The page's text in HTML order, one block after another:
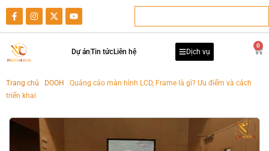
Dự ánTin tức Liên hệ Dịch vụ
0
Trang chủ DOOH
Quảng cáo màn hình LCD, Frame là gì? Ưu điểm và cách
triển khai